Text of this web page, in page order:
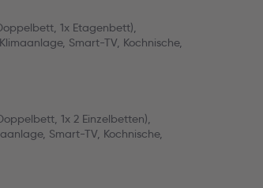
1x Etagenbett),
Smart-TV, Kochnische,
1x 2 Einzelbetten),
Smart-TV, Kochnische,